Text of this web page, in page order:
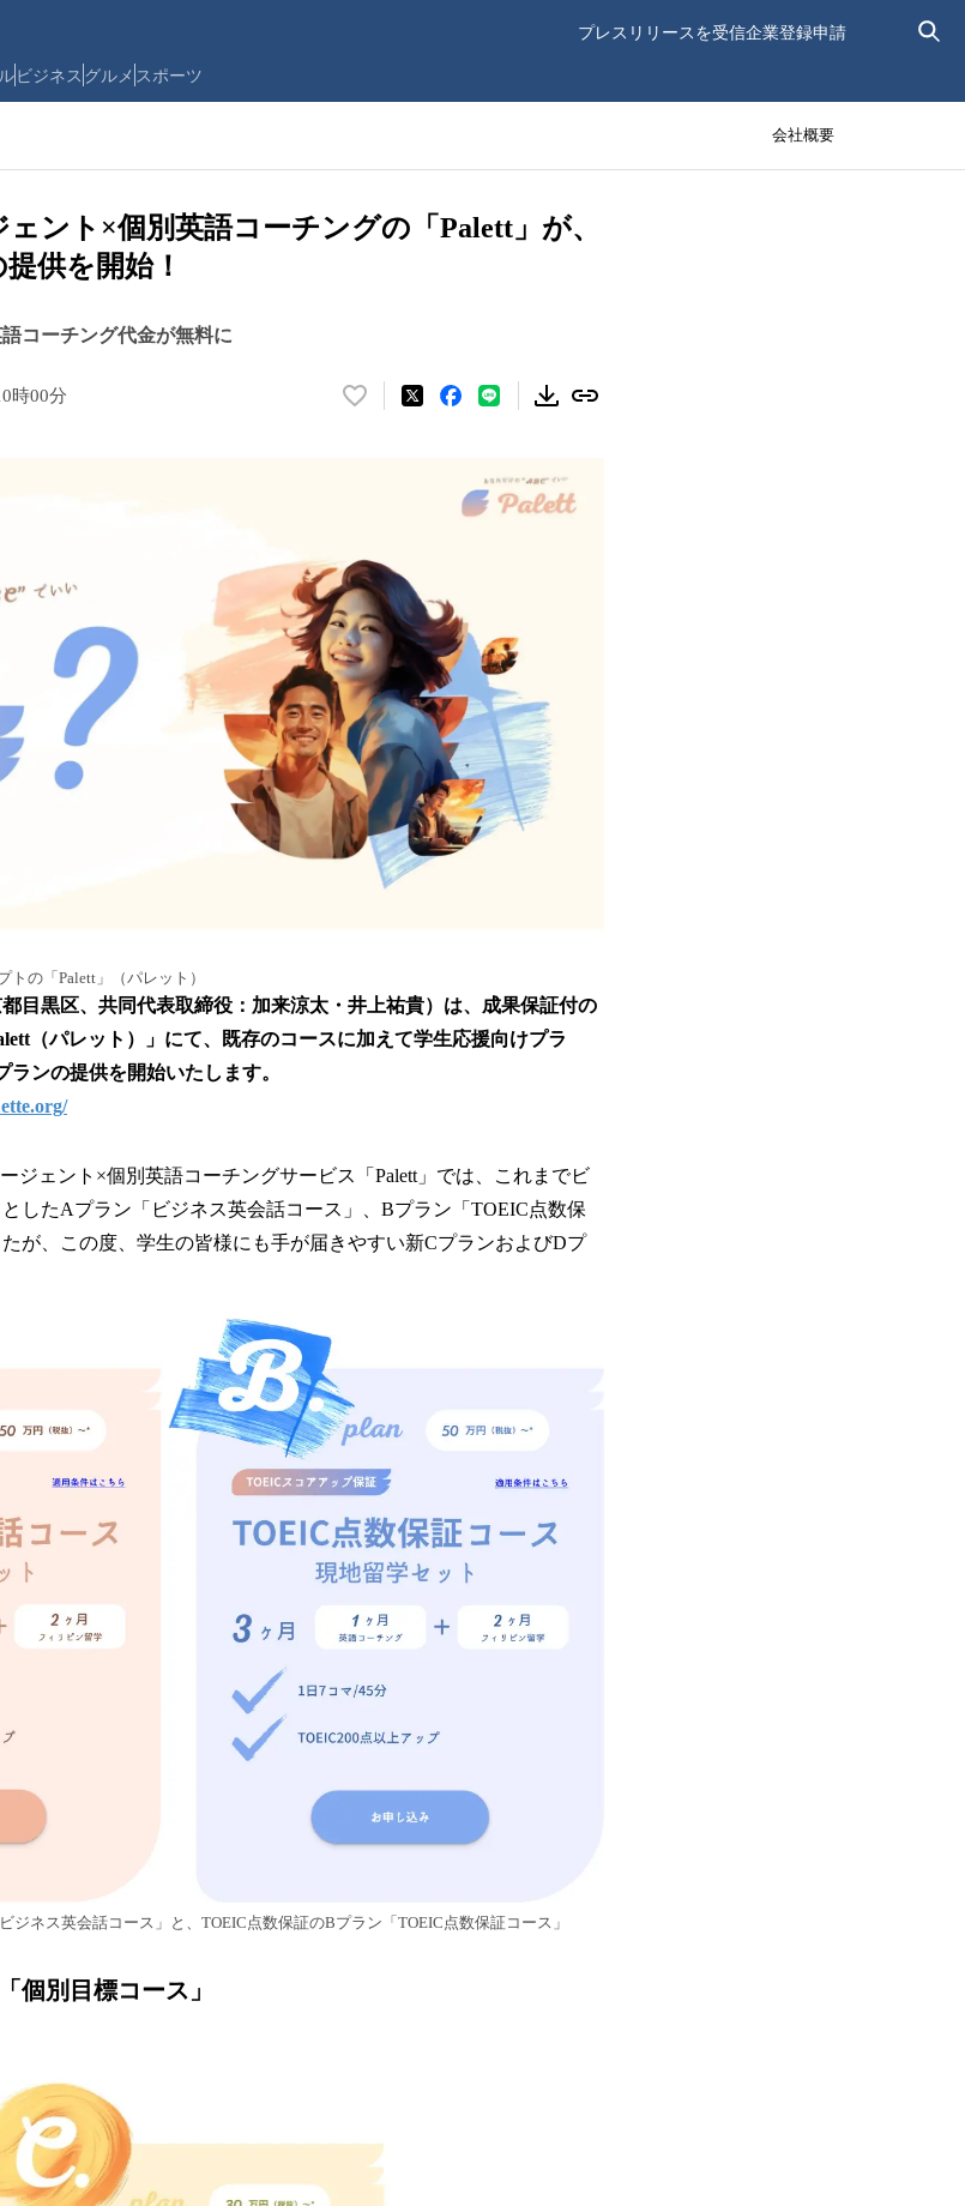
プレスリリースを受信企業登録申請
ビジネス グルメ スポーツ
会社概要
ント×個別英語コーチングの「Palett」が、
供を開始！
コーチング代金が無料に
時00分
い
読
み
込
み
中
で
す
の「Palett」（パレット）
目黒区、共同代表取締役：加来涼太・井上祐貴）は、成果保証付の
（パレット）」にて、既存のコースに加えて学生応援向けプラ
ンの提供を開始いたします。
ジェント×個別英語コーチングサービス「Palett」では、これまでビ
したAプラン「ビジネス英会話コース」、Bプラン「TOEIC点数保
が、この度、学生の皆様にも手が届きやすい新CプランおよびDプ
ジネス英会話コース」と、TOEIC点数保証のBプラン「TOEIC点数保証コース」
個別目標コース」